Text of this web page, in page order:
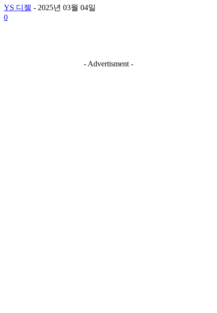
YS 디젤 - 2025년 03월 04일
0
- Advertisment -